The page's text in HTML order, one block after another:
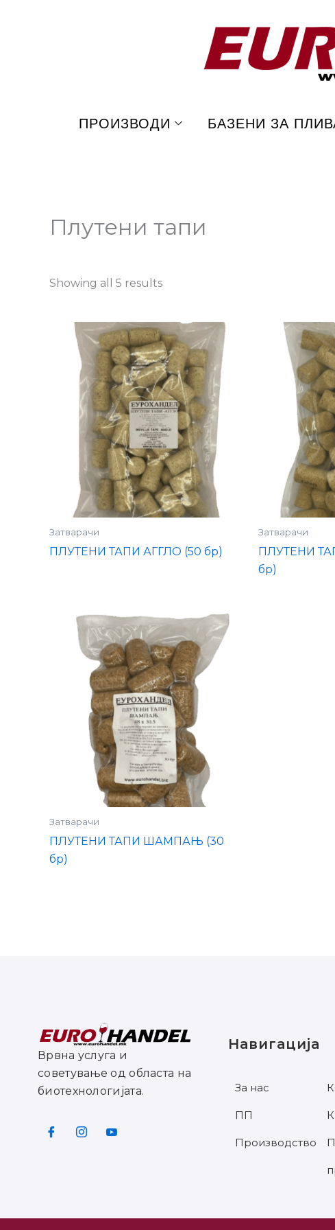
ПРОИЗВОДИ БАЗЕНИ ЗА
Плутени тапи
Showing all 5 results
Затварачи
ПЛУТЕНИ ТАПИ АГГЛО (50 бр)
Затварачи
ПЛУТЕНИ
бр)
Затварачи
ПЛУТЕНИ ТАПИ ШАМПАЊ (30
бр)
Врвна услуга и
советување од областа на
биотехнологијата.
Навигација
За нас
ПП
Производство